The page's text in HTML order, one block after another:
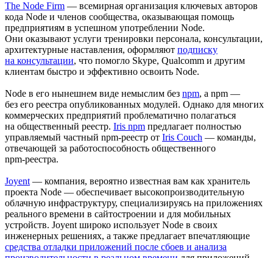
The Node Firm — всемирная организация ключевых авторов
кода Node и членов сообщества, оказывающая помощь
предприятиям в успешном употреблении Node.
Они оказывают услуги тренировки персонала, консультации,
архитектурные наставления, оформляют подписку
на консультации, что помогло Skype, Qualcomm и другим
клиентам быстро и эффективно освоить Node.
Node в его нынешнем виде немыслим без npm, а npm —
без его реестра опубликованных модулей. Однако для многих
коммерческих предприятий проблематично полагаться
на общественный реестр. Iris npm предлагает полностью
управляемый частный npm-реестр от Iris Couch — команды,
отвечающей за работоспособность общественного
npm-реестра.
Joyent — компания, вероятно известная вам как хранитель
проекта Node — обеспечивает высокопроизводительную
облачную инфраструктуру, специализируясь на приложениях
реального времени в сайтостроении и для мобильных
устройств. Joyent широко использует Node в своих
инженерных решениях, а также предлагает впечатляющие
средства отладки приложений после сбоев и анализа